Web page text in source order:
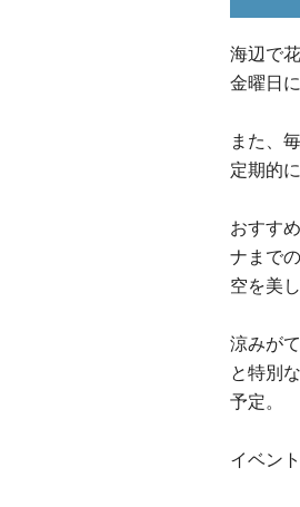
海辺で
金曜日
また、
定期的
おすす
ナまで
空を美
涼みが
と特別
予定。
イベン